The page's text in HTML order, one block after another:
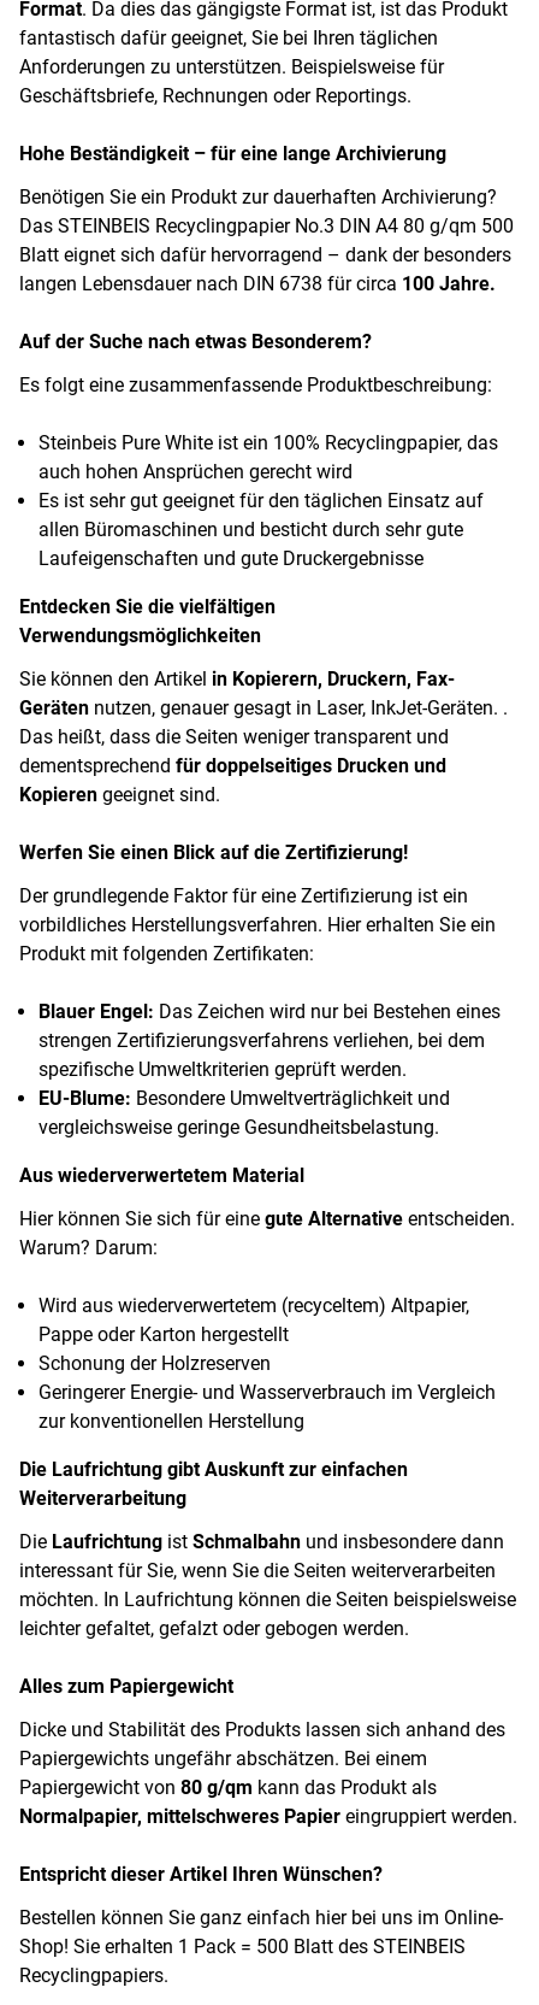
Format. Da dies das gängigste Format ist, ist das Produkt
fantastisch dafür geeignet, Sie bei Ihren täglichen
Anforderungen zu unterstützen. Beispielsweise für
Geschäftsbriefe, Rechnungen oder Reportings.
Hohe Beständigkeit – für eine lange Archivierung
Benötigen Sie ein Produkt zur dauerhaften Archivierung?
Das STEINBEIS Recyclingpapier No.3 DIN A4 80 g/qm 500
Blatt eignet sich dafür hervorragend – dank der besonders
langen Lebensdauer nach DIN 6738 für circa 100 Jahre.
Auf der Suche nach etwas Besonderem?
Es folgt eine zusammenfassende Produktbeschreibung:
Steinbeis Pure White ist ein 100% Recyclingpapier, das
auch hohen Ansprüchen gerecht wird
Es ist sehr gut geeignet für den täglichen Einsatz auf
allen Büromaschinen und besticht durch sehr gute
Laufeigenschaften und gute Druckergebnisse
Entdecken Sie die vielfältigen
Verwendungsmöglichkeiten
Sie können den Artikel in Kopierern, Druckern, Fax-
Geräten nutzen, genauer gesagt in Laser, InkJet-Geräten. .
Das heißt, dass die Seiten weniger transparent und
dementsprechend für doppelseitiges Drucken und
Kopieren geeignet sind.
Werfen Sie einen Blick auf die Zertifizierung!
Der grundlegende Faktor für eine Zertifizierung ist ein
vorbildliches Herstellungsverfahren. Hier erhalten Sie ein
Produkt mit folgenden Zertifikaten:
Blauer Engel: Das Zeichen wird nur bei Bestehen eines
strengen Zertifizierungsverfahrens verliehen, bei dem
spezifische Umweltkriterien geprüft werden.
EU-Blume: Besondere Umweltverträglichkeit und
vergleichsweise geringe Gesundheitsbelastung.
Aus wiederverwertetem Material
Hier können Sie sich für eine gute Alternative entscheiden.
Warum? Darum:
Wird aus wiederverwertetem (recyceltem) Altpapier,
Pappe oder Karton hergestellt
Schonung der Holzreserven
Geringerer Energie- und Wasserverbrauch im Vergleich
zur konventionellen Herstellung
Die Laufrichtung gibt Auskunft zur einfachen
Weiterverarbeitung
Die Laufrichtung ist Schmalbahn und insbesondere dann
interessant für Sie, wenn Sie die Seiten weiterverarbeiten
möchten. In Laufrichtung können die Seiten beispielsweise
leichter gefaltet, gefalzt oder gebogen werden.
Alles zum Papiergewicht
Dicke und Stabilität des Produkts lassen sich anhand des
Papiergewichts ungefähr abschätzen. Bei einem
Papiergewicht von 80 g/qm kann das Produkt als
Normalpapier, mittelschweres Papier eingruppiert werden.
Entspricht dieser Artikel Ihren Wünschen?
Bestellen können Sie ganz einfach hier bei uns im Online-
Shop! Sie erhalten 1 Pack = 500 Blatt des STEINBEIS
Recyclingpapiers.